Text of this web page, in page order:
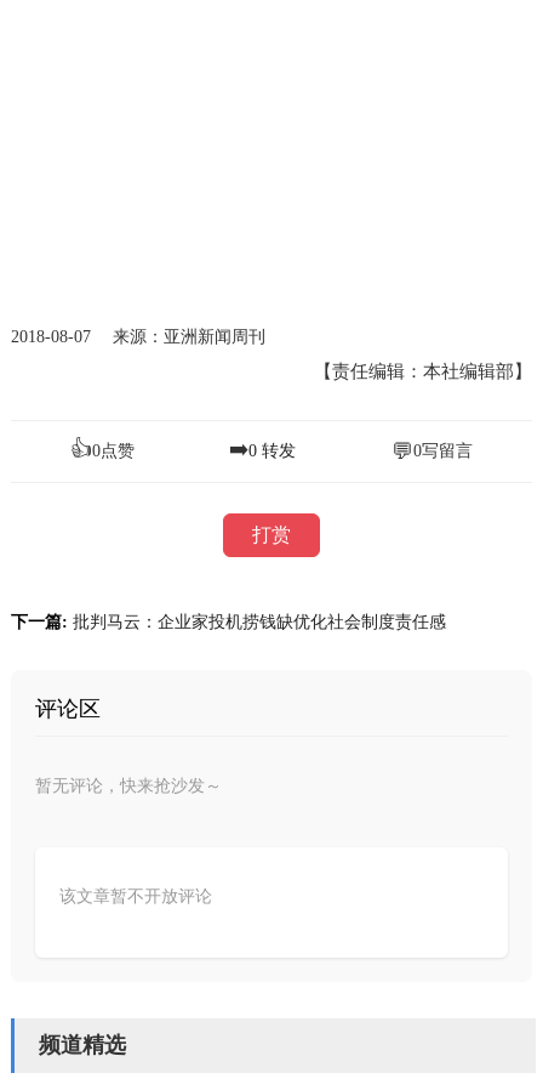
2018-08-07 来源：亚洲新闻周刊
【责任编辑：本社编辑部】
👍0点赞 ➡️0 转发 💬0写留言
打赏
下一篇: 批判马云：企业家投机捞钱缺优化社会制度责任感
评论区
暂无评论，快来抢沙发～
该文章暂不开放评论
频道精选